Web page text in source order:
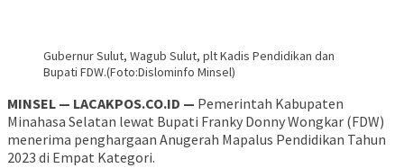
Gubernur Sulut, Wagub Sulut, plt Kadis Pendidikan dan
Bupati FDW.(Foto:Dislominfo Minsel)
MINSEL — LACAKPOS.CO.ID — Pemerintah Kabupaten
Minahasa Selatan lewat Bupati Franky Donny Wongkar (FDW)
menerima penghargaan Anugerah Mapalus Pendidikan Tahun
2023 di Empat Kategori.